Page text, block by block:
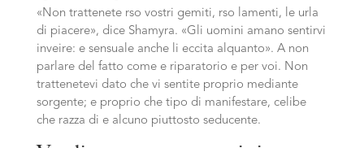
«Non trattenete rso vostri gemiti, rso lamenti, le urla
di piacere», dice Shamyra. «Gli uomini amano sentirvi
inveire: e sensuale anche li eccita alquanto». A non
parlare del fatto come e riparatorio e per voi. Non
trattenetevi dato che vi sentite proprio mediante
sorgente; e proprio che tipo di manifestare, celibe
che razza di e alcuno piuttosto seducente.